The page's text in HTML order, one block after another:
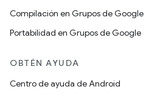
Compilación en Grupos de Google
Portabilidad en Grupos de Google
OBTÉN AYUDA
Centro de ayuda de Android